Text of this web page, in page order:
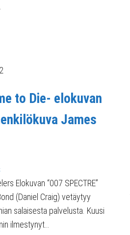
to Die- elokuvan
James
Elokuvan “007 SPECTRE”
(Daniel Craig) vetäytyy
salaisesta palvelusta. Kuusi
ilmestynyt…